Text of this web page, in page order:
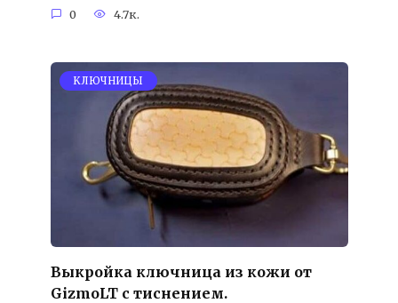
0 4.7к.
KЛЮЧНИЦЫ
Выкройка ключница из кожи от
GizmoLT с тиснением.